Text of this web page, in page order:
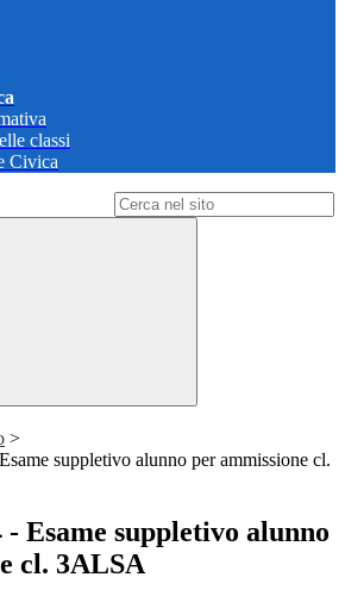
classi
Civica
>
suppletivo alunno per ammissione cl.
- Esame suppletivo alunno
cl. 3ALSA